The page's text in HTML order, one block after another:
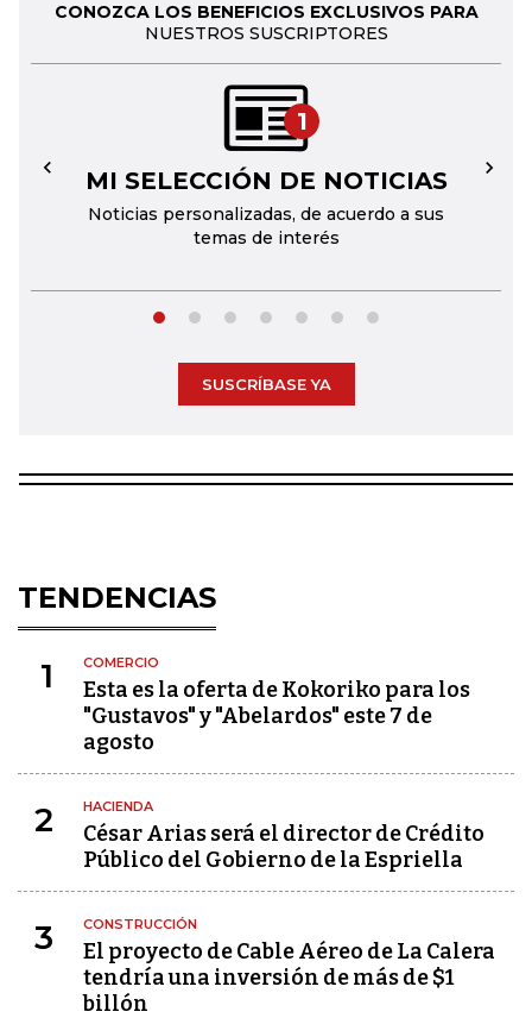
CONOZCA LOS BENEFICIOS EXCLUSIVOS PARA
NUESTROS SUSCRIPTORES
1
MI SELECCIÓN DE NOTICIAS
Noticias personalizadas, de acuerdo a sus
temas de interés
← →
SUSCRÍBASE YA
TENDENCIAS
1 COMERCIO
Esta es la oferta de Kokoriko para los
"Gustavos" y "Abelardos" este 7 de
agosto
2 HACIENDA
César Arias será el director de Crédito
Público del Gobierno de la Espriella
3 CONSTRUCCIÓN
El proyecto de Cable Aéreo de La Calera
tendría una inversión de más de $1
billón